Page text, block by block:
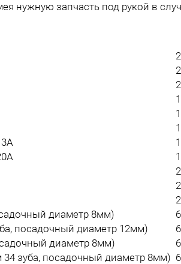
нужную запчасть под рукой в
диаметр 8мм)
посадочный диаметр 12мм)
диаметр 8мм)
34 зуба, посадочный диаметр 8мм)